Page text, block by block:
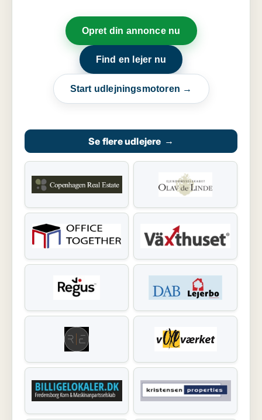
Opret din annonce nu
Find en lejer nu
Start udlejningsmotoren →
Se flere udlejere →